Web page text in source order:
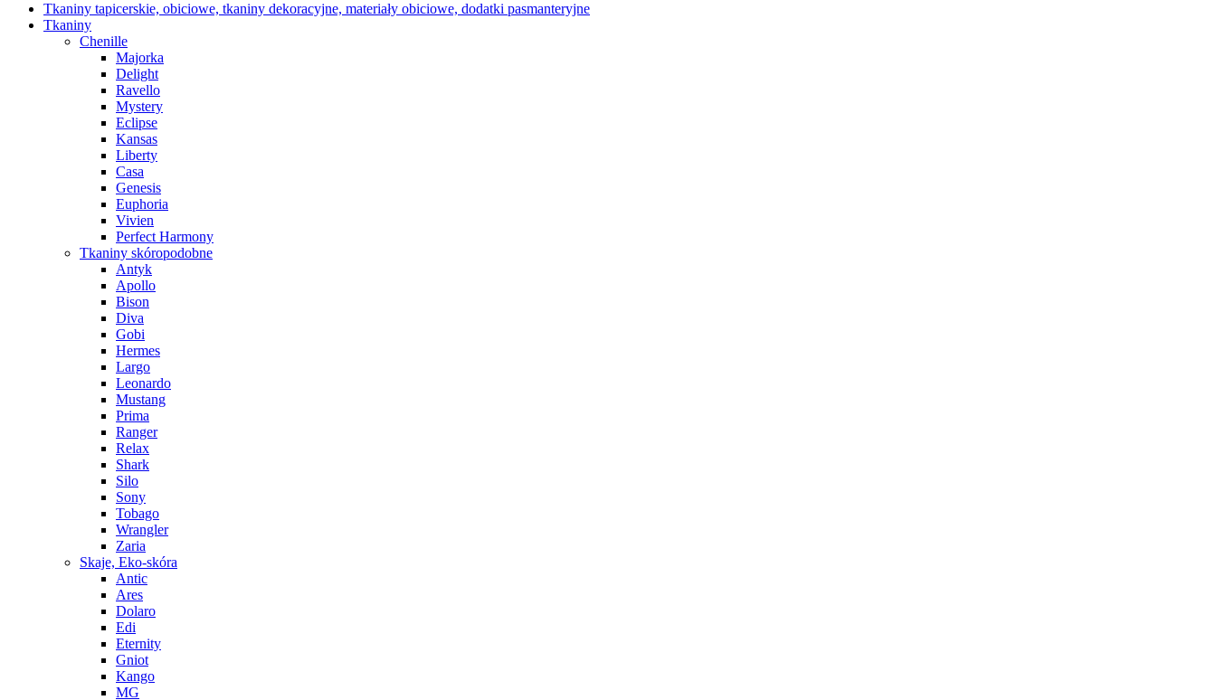
Tkaniny tapicerskie, obiciowe, tkaniny dekoracyjne, materiały obiciowe, dodatki pasmanteryjne
Tkaniny
Chenille
Majorka
Delight
Ravello
Mystery
Eclipse
Kansas
Liberty
Casa
Genesis
Euphoria
Vivien
Perfect Harmony
Tkaniny skóropodobne
Antyk
Apollo
Bison
Diva
Gobi
Hermes
Largo
Leonardo
Mustang
Prima
Ranger
Relax
Shark
Silo
Sony
Tobago
Wrangler
Zaria
Skaje, Eko-skóra
Antic
Ares
Dolaro
Edi
Eternity
Gniot
Kango
MG